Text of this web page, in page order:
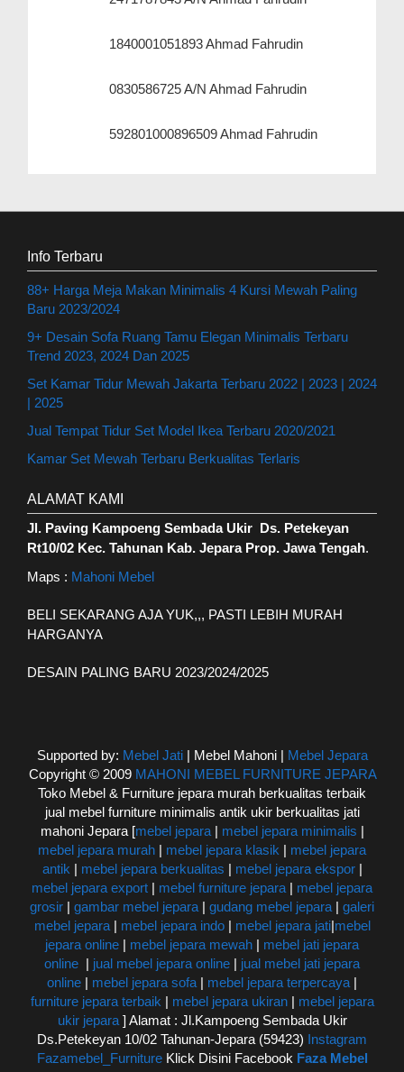
1840001051893 Ahmad Fahrudin
0830586725 A/N Ahmad Fahrudin
592801000896509 Ahmad Fahrudin
Info Terbaru
88+ Harga Meja Makan Minimalis 4 Kursi Mewah Paling
Baru 2023/2024
9+ Desain Sofa Ruang Tamu Elegan Minimalis Terbaru
Trend 2023, 2024 Dan 2025
Set Kamar Tidur Mewah Jakarta Terbaru 2022 | 2023 | 2024
| 2025
Jual Tempat Tidur Set Model Ikea Terbaru 2020/2021
Kamar Set Mewah Terbaru Berkualitas Terlaris
ALAMAT KAMI
Jl. Paving Kampoeng Sembada Ukir Ds. Petekeyan
Rt10/02 Kec. Tahunan Kab. Jepara Prop. Jawa Tengah.
Maps : Mahoni Mebel
BELI SEKARANG AJA YUK,,, PASTI LEBIH MURAH
HARGANYA
DESAIN PALING BARU 2023/2024/2025
Supported by: Mebel Jati| Mebel Mahoni | Mebel Jepara
Copyright © 2009 MAHONI MEBEL FURNITURE JEPARA
Toko Mebel & Furniture jepara murah berkualitas terbaik
jual mebel furniture minimalis antik ukir berkualitas jati
mahoni Jepara [mebel jepara| mebel jepara minimalis |
mebel jepara murah | mebel jepara klasik | mebel jepara
antik | mebel jepara berkualitas | mebel jepara ekspor|
mebel jepara export | mebel furniture jepara | mebel jepara
grosir | gambar mebel jepara | gudang mebel jepara | galeri
mebel jepara| mebel jepara indo| mebel jepara jati|mebel
jepara online | mebel jepara mewah | mebel jati jepara
online | jual mebel jepara online | jual mebel jati jepara
online | mebel jepara sofa | mebel jepara terpercaya |
furniture jepara terbaik | mebel jepara ukiran| mebel jepara
ukir jepara ] Alamat : Jl.Kampoeng Sembada Ukir
Ds.Petekeyan 10/02 Tahunan-Jepara (59423) Instagram
Fazamebel_FurnitureKlick Disini Facebook Faza Mebel